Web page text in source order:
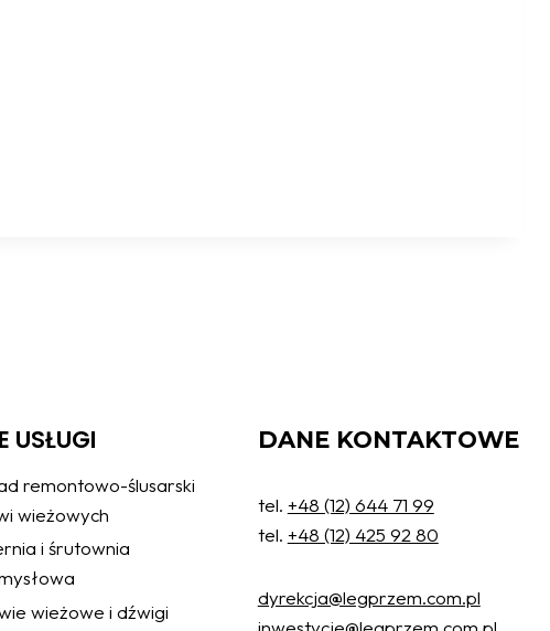
USŁUGI
remontowo-ślusarski
wieżowych
i śrutownia
wieżowe i dźwigi
DANE KONTAKTOWE
tel. +48 (12) 644 71 99
tel. +48 (12) 425 92 80
dyrekcja@legprzem.com.pl